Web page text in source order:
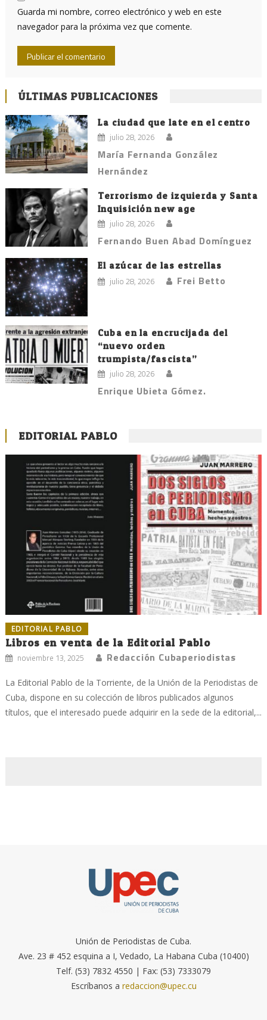
Guarda mi nombre, correo electrónico y web en este
navegador para la próxima vez que comente.
ÚLTIMAS PUBLICACIONES
La ciudad que late en el centro
julio 28, 2026
María Fernanda González
Hernández
Terrorismo de izquierda y Santa
Inquisición new age
julio 28, 2026
Fernando Buen Abad Domínguez
El azúcar de las estrellas
julio 28, 2026 Frei Betto
Cuba en la encrucijada del
“nuevo orden
trumpista/fascista”
julio 28, 2026
Enrique Ubieta Gómez.
EDITORIAL PABLO
EDITORIAL PABLO
Libros en venta de la Editorial Pablo
noviembre 13, 2025 Redacción Cubaperiodistas
La Editorial Pablo de la Torriente, de la Unión de la Periodistas de
Cuba, dispone en su colección de libros publicados algunos
títulos, que el interesado puede adquirir en la sede de la editorial,...
Unión de Periodistas de Cuba.
Ave. 23 # 452 esquina a I, Vedado, La Habana Cuba (10400)
Telf. (53) 7832 4550 | Fax: (53) 7333079
Escríbanos a redaccion@upec.cu